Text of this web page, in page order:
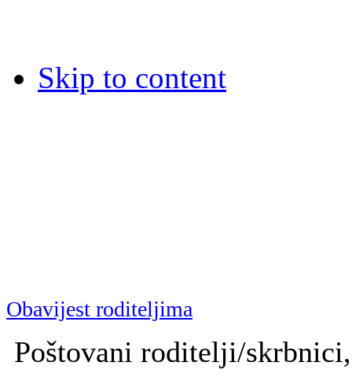
Skip to content
Dječja bolnica Srebrnjak
Dječja bolnica Srebrnjak